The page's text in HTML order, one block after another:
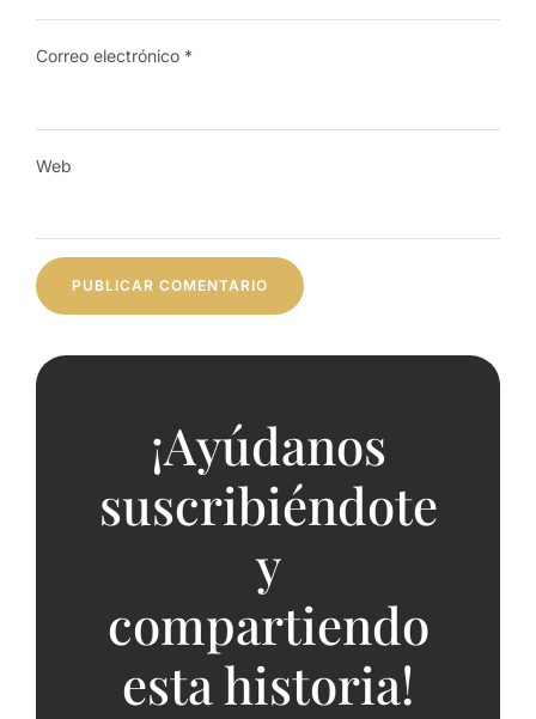
Correo electrónico *
Web
¡Ayúdanos
suscribiéndote
y
compartiendo
esta historia!